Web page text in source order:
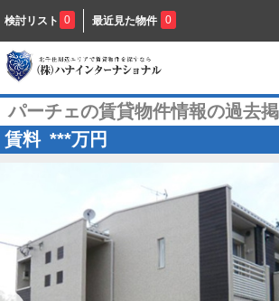
検討リスト 0 最近見た物件 0
パーチェの賃貸物件情報の過去
賃料 ***万円